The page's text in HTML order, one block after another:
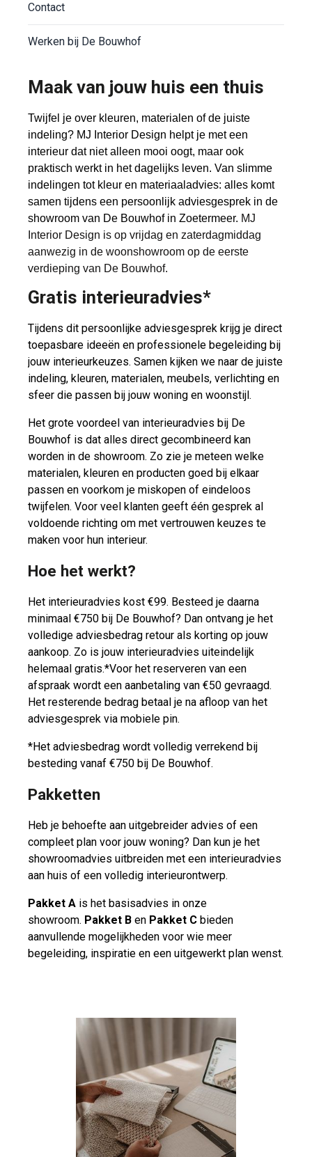
Contact
Werken bij De Bouwhof
Maak van jouw huis een thuis
Twijfel je over kleuren, materialen of de juiste
indeling? MJ Interior Design helpt je met een
interieur dat niet alleen mooi oogt, maar ook
praktisch werkt in het dagelijks leven. Van slimme
indelingen tot kleur en materiaaladvies: alles komt
samen tijdens een persoonlijk adviesgesprek in de
showroom van De Bouwhof in Zoetermeer. MJ
Interior Design is op vrijdag en zaterdagmiddag
aanwezig in de woonshowroom op de eerste
verdieping van De Bouwhof.
Gratis interieuradvies*
Tijdens dit persoonlijke adviesgesprek krijg je direct
toepasbare ideeën en professionele begeleiding bij
jouw interieurkeuzes. Samen kijken we naar de juiste
indeling, kleuren, materialen, meubels, verlichting en
sfeer die passen bij jouw woning en woonstijl.
Het grote voordeel van interieuradvies bij De
Bouwhof is dat alles direct gecombineerd kan
worden in de showroom. Zo zie je meteen welke
materialen, kleuren en producten goed bij elkaar
passen en voorkom je miskopen of eindeloos
twijfelen. Voor veel klanten geeft één gesprek al
voldoende richting om met vertrouwen keuzes te
maken voor hun interieur.
Hoe het werkt?
Het interieuradvies kost €99. Besteed je daarna
minimaal €750 bij De Bouwhof? Dan ontvang je het
volledige adviesbedrag retour als korting op jouw
aankoop. Zo is jouw interieuradvies uiteindelijk
helemaal gratis.*Voor het reserveren van een
afspraak wordt een aanbetaling van €50 gevraagd.
Het resterende bedrag betaal je na afloop van het
adviesgesprek via mobiele pin.
*Het adviesbedrag wordt volledig verrekend bij
besteding vanaf €750 bij De Bouwhof.
Pakketten
Heb je behoefte aan uitgebreider advies of een
compleet plan voor jouw woning? Dan kun je het
showroomadvies uitbreiden met een interieuradvies
aan huis of een volledig interieurontwerp.
Pakket A is het basisadvies in onze
showroom. Pakket B en Pakket C bieden
aanvullende mogelijkheden voor wie meer
begeleiding, inspiratie en een uitgewerkt plan wenst.